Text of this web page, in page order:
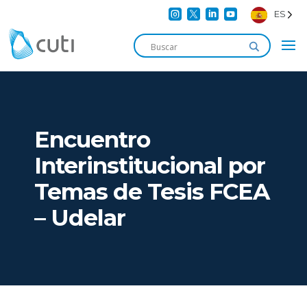
    ES
Encuentro
Interinstitucional por
Temas de Tesis FCEA
– Udelar